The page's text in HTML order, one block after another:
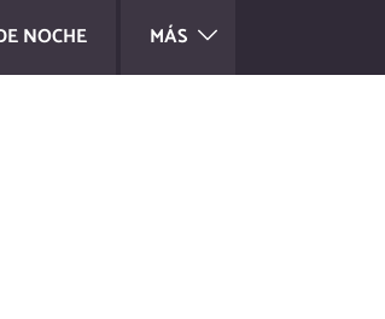
NOCHE MÁS